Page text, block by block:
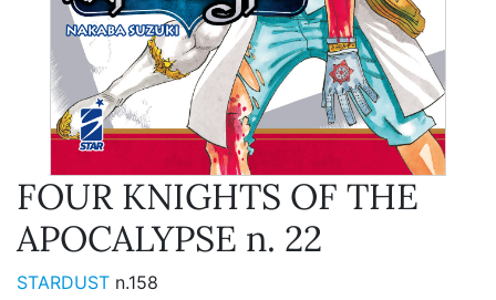
FOUR KNIGHTS OF THE
APOCALYPSE n. 22
STARDUST n.158